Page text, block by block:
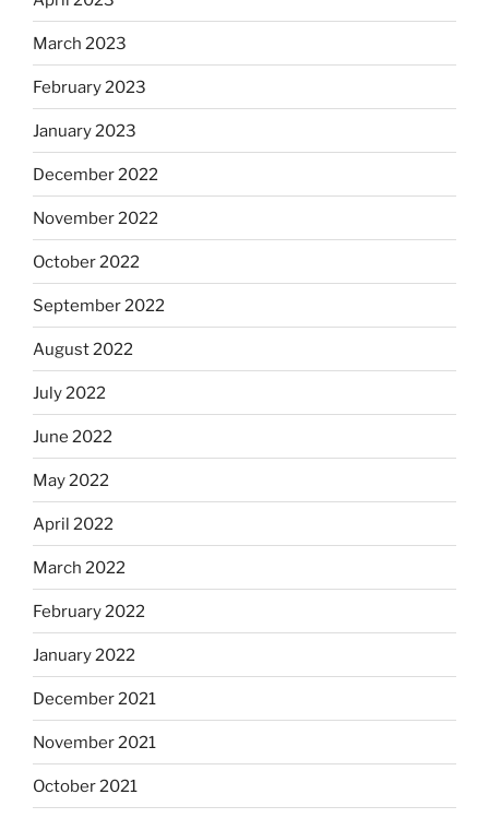
March 2023
February 2023
January 2023
December 2022
November 2022
October 2022
September 2022
August 2022
July 2022
June 2022
May 2022
April 2022
March 2022
February 2022
January 2022
December 2021
November 2021
October 2021